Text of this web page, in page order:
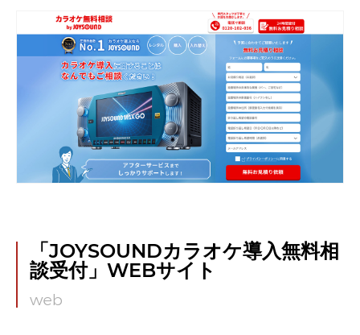
「JOYSOUNDカラオケ導入無料相
談受付」WEBサイト
web